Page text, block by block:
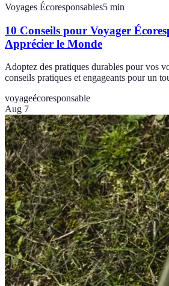
Voyages Écoresponsables5 min
10 Conseils pour Voyager
Apprécier le Monde
Adoptez des pratiques durables pour vos
conseils pratiques et engageants pour un
voyageécoresponsable
Aug 7